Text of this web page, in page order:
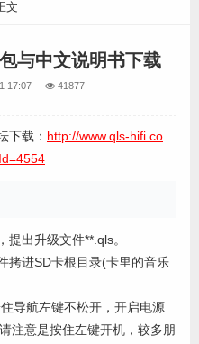
文
与中文说明书下载
17:07 41877
下载： http://www.qls-hifi.co
出升级文件**.qls。
拷进SD卡根目录(卡里的音乐
导航左键不松开，开启电源
注意是按住左键开机，较多朋